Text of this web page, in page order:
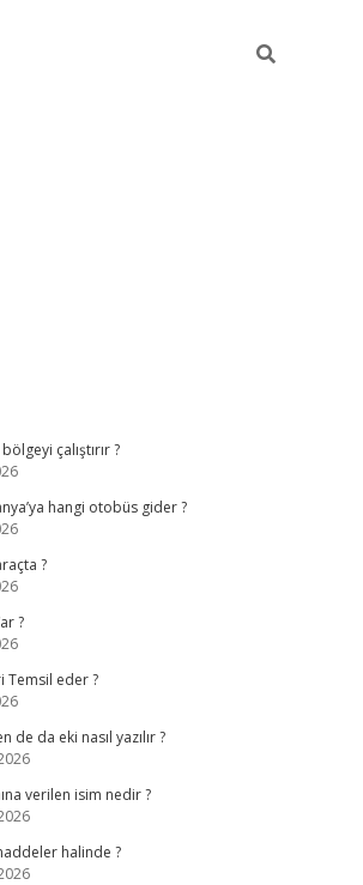
çalıştırır ?
hangi otobüs gider ?
?
?
Temsil eder ?
de da eki nasıl yazılır ?
verilen isim nedir ?
halinde ?